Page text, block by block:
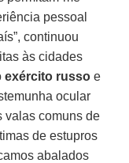
pessoal
continuou
às cidades
exército russo e
ocular
valas comuns de
de estupros
abalados